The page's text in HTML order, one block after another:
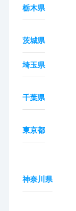
栃木県
茨城県
埼玉県
千葉県
東京都
神奈川県